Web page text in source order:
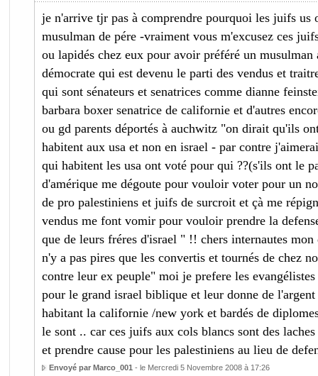
je n'arrive tjr pas à comprendre pourquoi les juifs us
musulman de pére -vraiment vous m'excusez ces
ou lapidés chez eux pour avoir préféré un musulman
démocrate qui est devenu le parti des vendus et
qui sont sénateurs et senatrices comme dianne
barbara boxer senatrice de californie et d'autres
ou gd parents déportés à auchwitz "on dirait qu'ils
habitent aux usa et non en israel - par contre
qui habitent les usa ont voté pour qui ??(s'ils ont le
d'amérique me dégoute pour vouloir voter pour un
de pro palestiniens et juifs de surcroit et çà me
vendus me font vomir pour vouloir prendre la
que de leurs fréres d'israel " !! chers internautes
n'y a pas pires que les convertis et tournés de chez
contre leur ex peuple" moi je prefere les
pour le grand israel biblique et leur donne de
habitant la californie /new york et bardés de
le sont .. car ces juifs aux cols blancs sont des
et prendre cause pour les palestiniens au lieu de
Envoyé par Marco_001 - le Mercredi 5 Novembre 2008 à 17:26